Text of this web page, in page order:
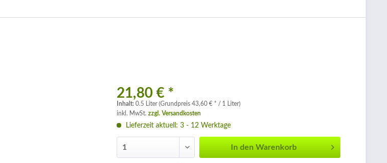
21,80 € *
Inhalt:0.5 Liter (Grundpreis 43,60 € * / 1 Liter)
inkl. MwSt.zzgl. Versandkosten
Lieferzeit aktuell: 3 - 12 Werktage
In den Warenkorb